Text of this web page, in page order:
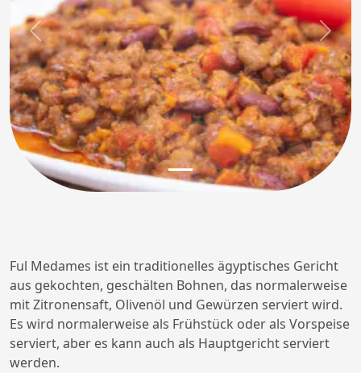
Previous Next
Ful Medames ist ein traditionelles ägyptisches Gericht
aus gekochten, geschälten Bohnen, das normalerweise
mit Zitronensaft, Olivenöl und Gewürzen serviert wird.
Es wird normalerweise als Frühstück oder als Vorspeise
serviert, aber es kann auch als Hauptgericht serviert
werden.